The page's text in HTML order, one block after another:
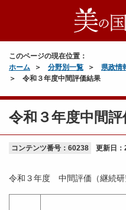
このページの現在位置：
ホーム
分野別一覧 県政情
令和３年度中間評価結果
令和３年度中間
コンテンツ番号：60238 更新日：
令和３年度 中間評価（継続研